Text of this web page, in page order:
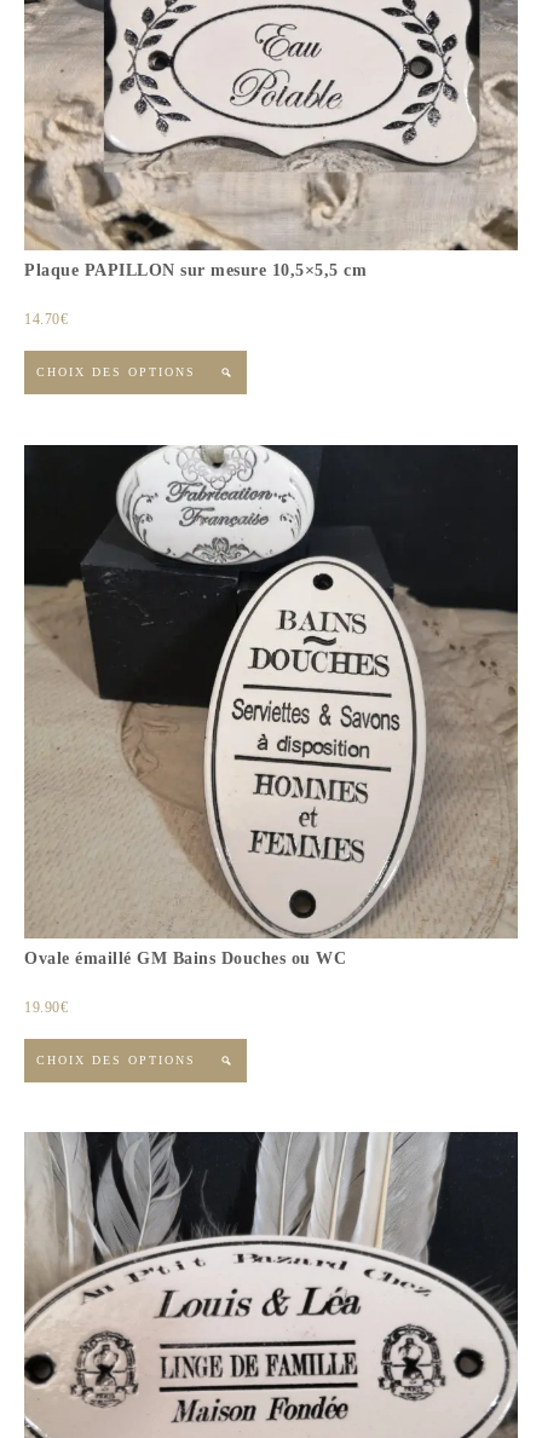
Plaque PAPILLON sur mesure 10,5×5,5 cm
14.70€
CHOIX DES OPTIONS 
Ovale émaillé GM Bains Douches ou WC
19.90€
CHOIX DES OPTIONS 